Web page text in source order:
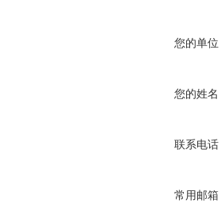
您的单位
您的姓名
联系电话
常用邮箱